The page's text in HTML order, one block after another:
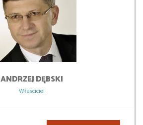
ANDRZEJ DĘBSKI
Właściciel